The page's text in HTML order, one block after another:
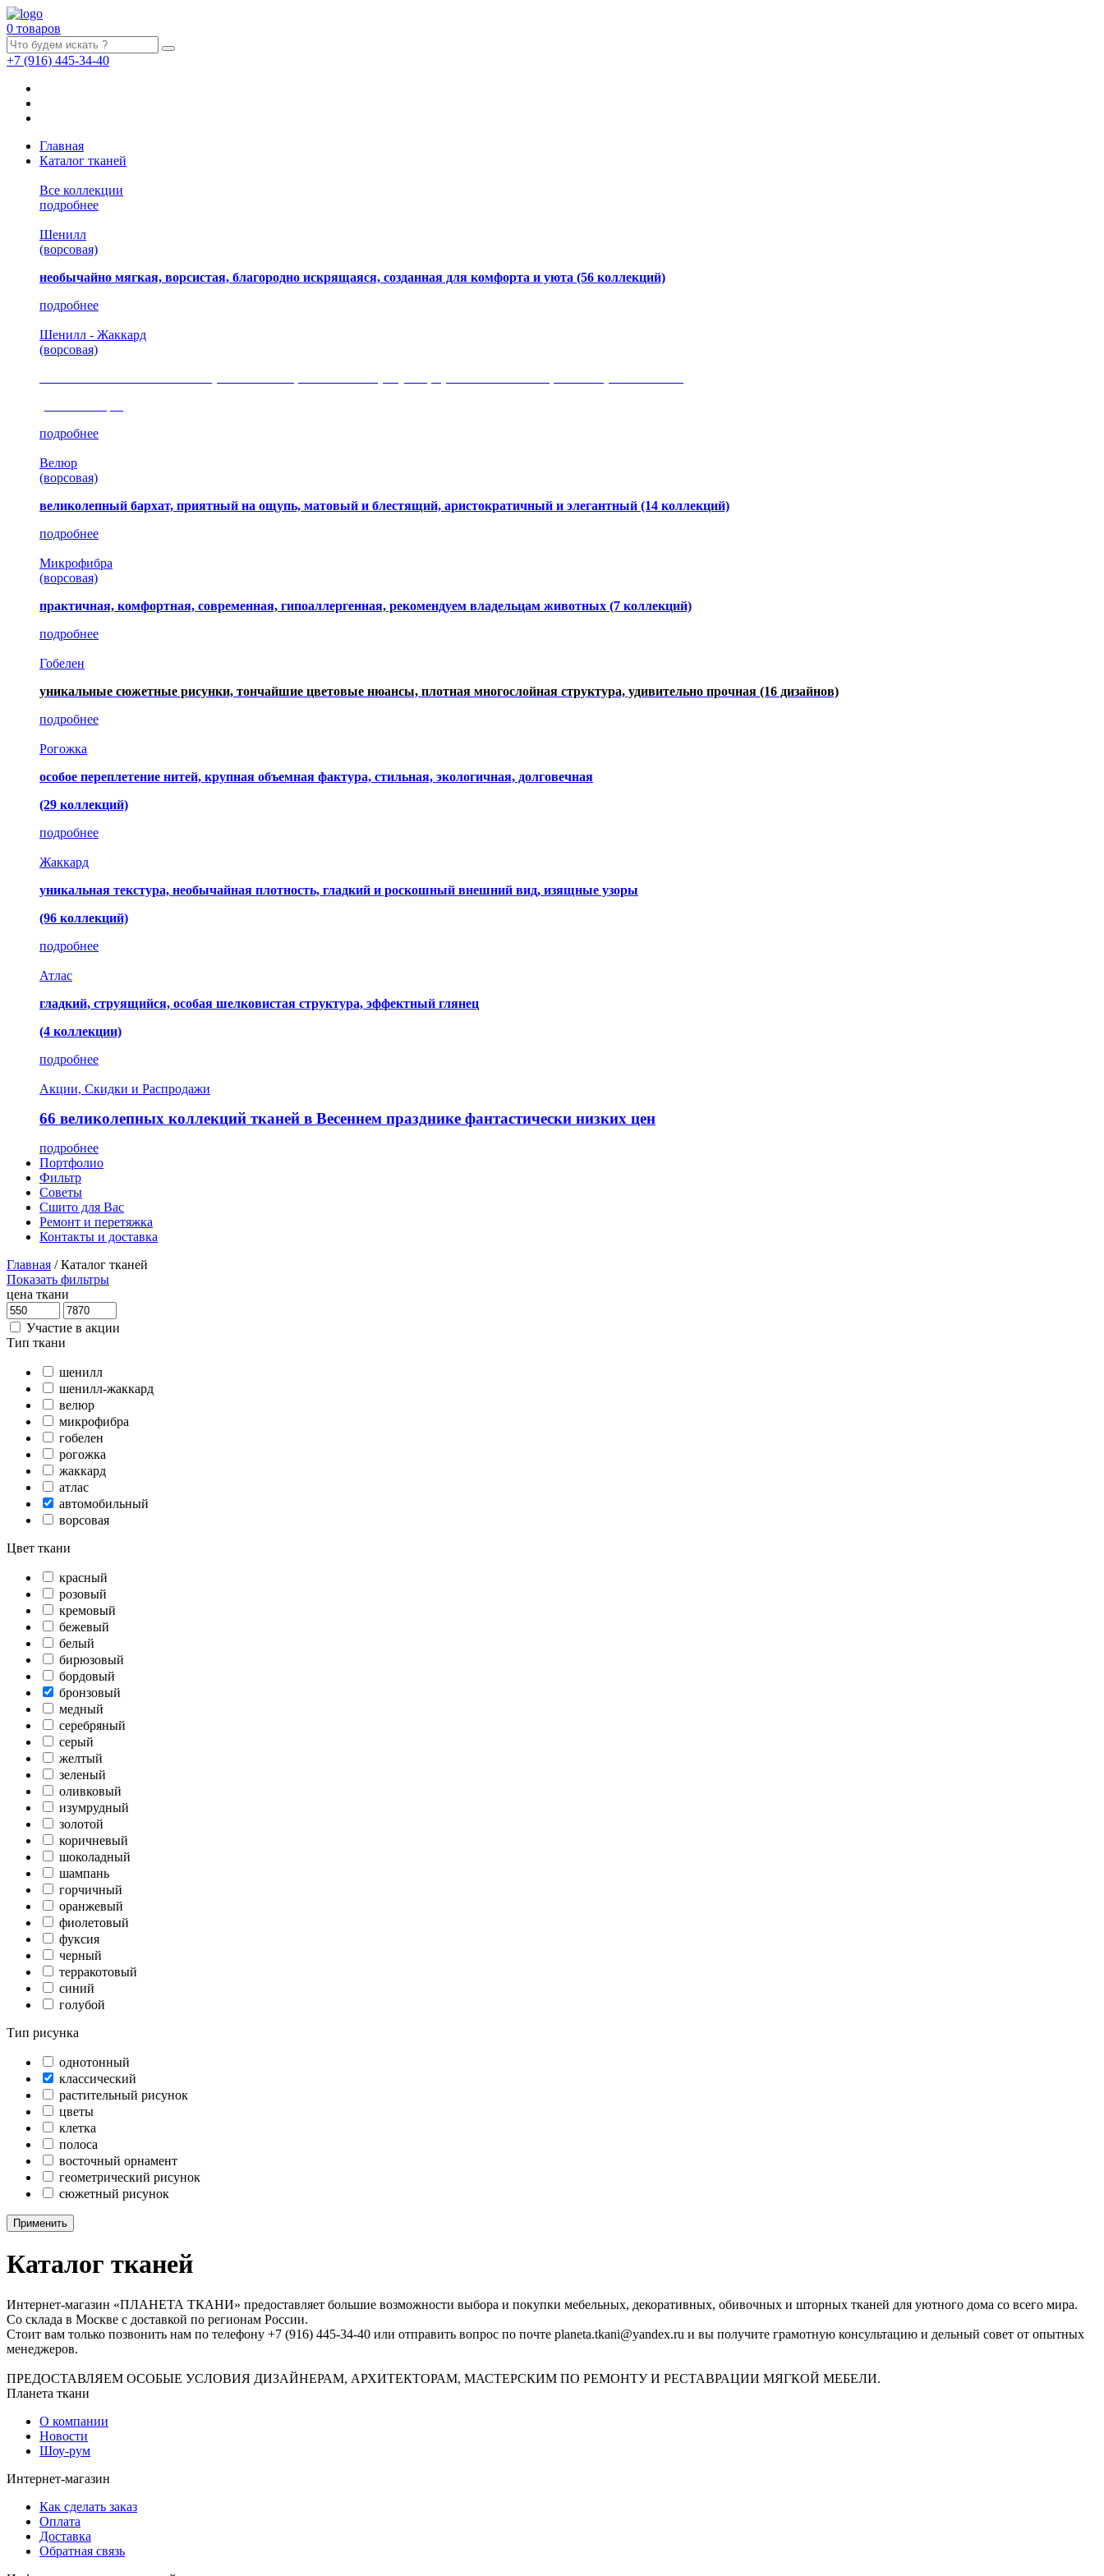
0 товаров
+7 (916) 445-34-40
Главная
Каталог тканей
Все коллекции
подробнее
Шенилл
(ворсовая)
необычайно мягкая, ворсистая, благородно искрящаяся, созданная для комфорта и уюта (56 коллекций)
подробнее
Шенилл - Жаккард
(ворсовая)
подробнее
Велюр
(ворсовая)
великолепный бархат, приятный на ощупь, матовый и блестящий, аристократичный и элегантный (14 коллекций)
подробнее
Микрофибра
(ворсовая)
практичная, комфортная, современная, гипоаллергенная, рекомендуем владельцам животных (7 коллекций)
подробнее
Гобелен
уникальные сюжетные рисунки, тончайшие цветовые нюансы, плотная многослойная структура, удивительно прочная (16 дизайнов)
подробнее
Рогожка
особое переплетение нитей, крупная объемная фактура, стильная, экологичная, долговечная
(29 коллекций)
подробнее
Жаккард
уникальная текстура, необычайная плотность, гладкий и роскошный внешний вид, изящные узоры
(96 коллекций)
подробнее
Атлас
гладкий, струящийся, особая шелковистая структура, эффектный глянец
(4 коллекции)
подробнее
Акции, Скидки и Распродажи
66 великолепных коллекций тканей в Весеннем празднике фантастически низких цен
подробнее
Портфолио
Фильтр
Советы
Сшито для Вас
Ремонт и перетяжка
Контакты и доставка
Главная / Каталог тканей
Показать фильтры
цена ткани
Участие в акции
Тип ткани
шенилл
шенилл-жаккард
велюр
микрофибра
гобелен
рогожка
жаккард
атлас
автомобильный
ворсовая
Цвет ткани
красный
розовый
кремовый
бежевый
белый
бирюзовый
бордовый
бронзовый
медный
серебряный
серый
желтый
зеленый
оливковый
изумрудный
золотой
коричневый
шоколадный
шампань
горчичный
оранжевый
фиолетовый
фуксия
черный
терракотовый
синий
голубой
Тип рисунка
однотонный
классический
растительный рисунок
цветы
клетка
полоса
восточный орнамент
геометрический рисунок
сюжетный рисунок
Применить
Каталог тканей
Интернет-магазин «ПЛАНЕТА ТКАНИ» предоставляет большие возможности выбора и покупки мебельных, декоративных, обивочных и шторных тканей для уютного дома со всего мира.
Со склада в Москве с доставкой по регионам России.
Стоит вам только позвонить нам по телефону +7 (916) 445-34-40 или отправить вопрос по почте planeta.tkani@yandex.ru и вы получите грамотную консультацию и дельный совет от опытных
менеджеров.
ПРЕДОСТАВЛЯЕМ ОСОБЫЕ УСЛОВИЯ ДИЗАЙНЕРАМ, АРХИТЕКТОРАМ, МАСТЕРСКИМ ПО РЕМОНТУ И РЕСТАВРАЦИИ МЯГКОЙ МЕБЕЛИ.
Планета ткани
О компании
Новости
Шоу-рум
Интернет-магазин
Как сделать заказ
Оплата
Доставка
Обратная связь